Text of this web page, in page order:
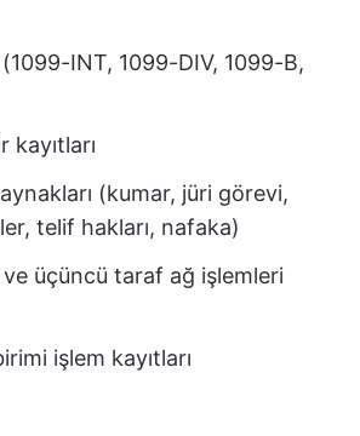
(1099-INT, 1099-DIV, 1099-B,
kayıtları
(kumar, jüri görevi,
telif hakları, nafaka)
ve üçüncü taraf ağ işlemleri
işlem kayıtları